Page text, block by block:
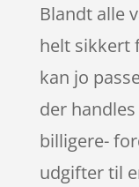
Blandt alle
helt sikkert
kan jo
der
billigere-
udgifter til